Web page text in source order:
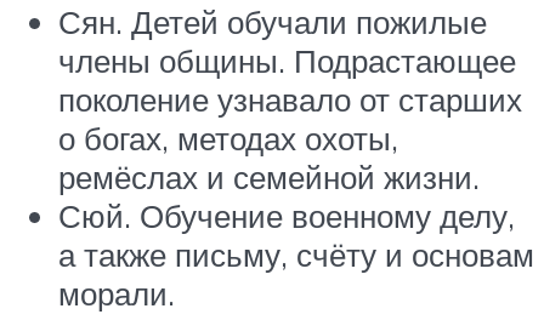
Сян. Детей обучали пожилые
члены общины. Подрастающее
поколение узнавало от старших
о богах, методах охоты,
ремёслах и семейной жизни.
Сюй. Обучение военному делу,
а также письму, счёту и основам
морали.